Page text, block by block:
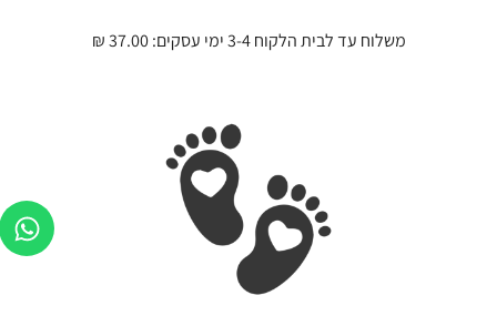
משלוח עד לבית הלקוח 3-4 ימי עסקים: 37.00 ₪